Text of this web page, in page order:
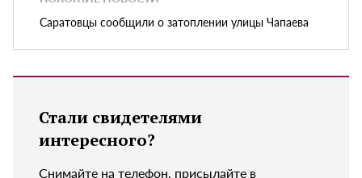
Саратовцы сообщили о затоплении улицы Чапаева
Стали свидетелями
интересного?
Снимайте на телефон, присылайте в